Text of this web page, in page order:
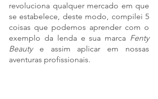
revoluciona qualquer mercado em que
se estabelece, deste modo, compilei 5
coisas que podemos aprender com o
exemplo da lenda e sua marca Fenty
Beauty e assim aplicar em nossas
aventuras profissionais.